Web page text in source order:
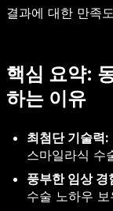
결과에 대한 만족
핵심 요약:
하는 이유
최첨단 기술력:
스마일라식 수
풍부한 임상 경
수술 노하우 보